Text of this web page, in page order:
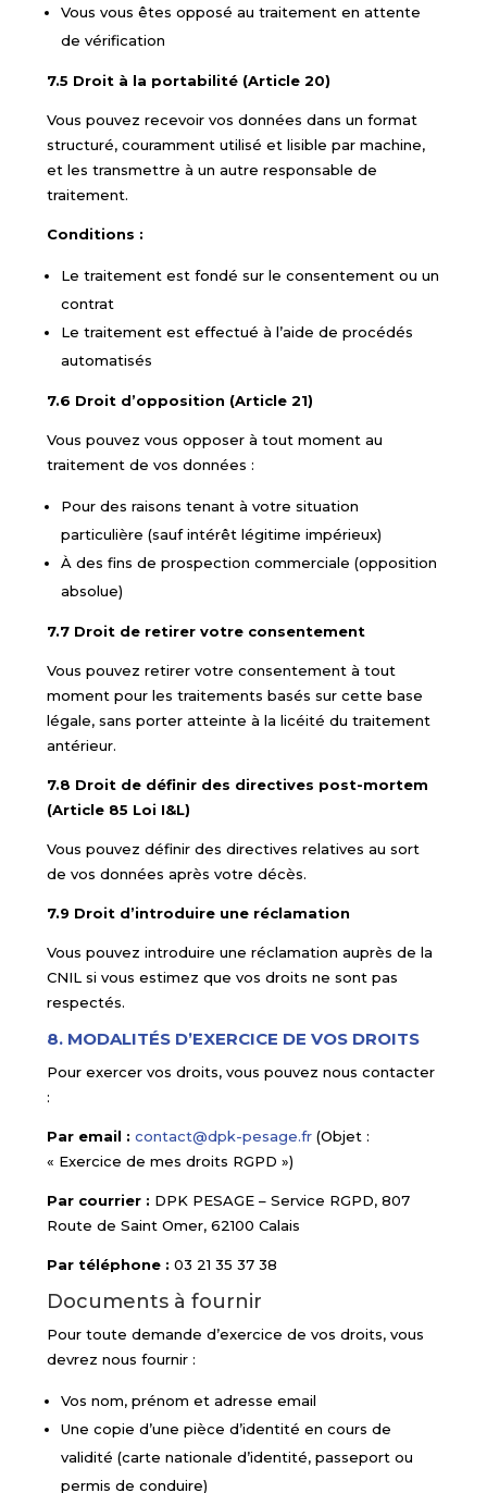
Vous vous êtes opposé au traitement en attente
de vérification
7.5 Droit à la portabilité (Article 20)
Vous pouvez recevoir vos données dans un format
structuré, couramment utilisé et lisible par machine,
et les transmettre à un autre responsable de
traitement.
Conditions :
Le traitement est fondé sur le consentement ou un
contrat
Le traitement est effectué à l’aide de procédés
automatisés
7.6 Droit d’opposition (Article 21)
Vous pouvez vous opposer à tout moment au
traitement de vos données :
Pour des raisons tenant à votre situation
particulière (sauf intérêt légitime impérieux)
À des fins de prospection commerciale (opposition
absolue)
7.7 Droit de retirer votre consentement
Vous pouvez retirer votre consentement à tout
moment pour les traitements basés sur cette base
légale, sans porter atteinte à la licéité du traitement
antérieur.
7.8 Droit de définir des directives post-mortem
(Article 85 Loi I&L)
Vous pouvez définir des directives relatives au sort
de vos données après votre décès.
7.9 Droit d’introduire une réclamation
Vous pouvez introduire une réclamation auprès de la
CNIL si vous estimez que vos droits ne sont pas
respectés.
8. MODALITÉS D’EXERCICE DE VOS DROITS
Pour exercer vos droits, vous pouvez nous contacter
:
Par email : contact@dpk-pesage.fr(Objet :
« Exercice de mes droits RGPD »)
Par courrier : DPK PESAGE – Service RGPD, 807
Route de Saint Omer, 62100 Calais
Par téléphone : 03 21 35 37 38
Documents à fournir
Pour toute demande d’exercice de vos droits, vous
devrez nous fournir :
Vos nom, prénom et adresse email
Une copie d’une pièce d’identité en cours de
validité (carte nationale d’identité, passeport ou
permis de conduire)